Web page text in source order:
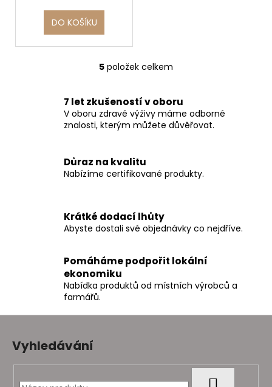
DO KOŠÍKU
O
l
á
d
í
p
k
y
ý
i
u
5 položek celkem
7 let zkušeností v oboru
V oboru zdravé výživy máme odborné
znalosti, kterým můžete důvěřovat.
Důraz na kvalitu
Nabízíme certifikované produkty.
Krátké dodací lhůty
Abyste dostali své objednávky co nejdříve.
Pomáháme podpořit lokální
ekonomiku
Nabídka produktů od místních výrobců a
farmářů.
Z
Vyhledávání